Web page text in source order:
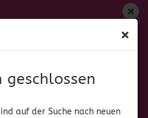
geschlossen
auf der Suche nach neuen
keine Pakete raus
Food and Drinks